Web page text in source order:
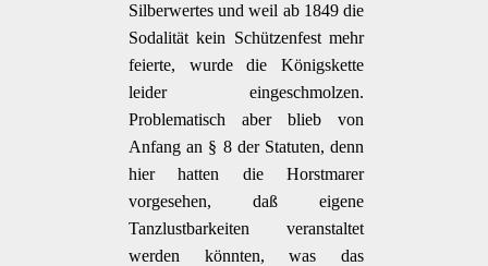
Silberwertes und weil ab 1849 die
Sodalität kein Schützenfest mehr
feierte, wurde die Königskette
leider eingeschmolzen.
Problematisch aber blieb von
Anfang an § 8 der Statuten, denn
hier hatten die Horstmarer
vorgesehen, daß eigene
Tanzlustbarkeiten veranstaltet
werden könnten, was das